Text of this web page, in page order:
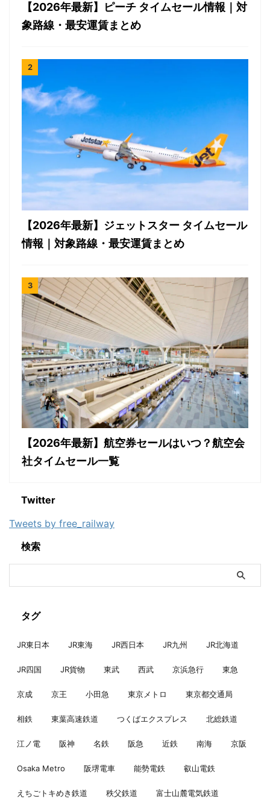
【2026年最新】ピーチ タイムセール情報｜対
象路線・最安運賃まとめ
【2026年最新】ジェットスター タイムセール
情報｜対象路線・最安運賃まとめ
【2026年最新】航空券セールはいつ？航空会
社タイムセール一覧
Twitter
Tweets by free_railway
検索
タグ
JR東日本 JR東海 JR西日本 JR九州 JR北海道
JR四国 JR貨物 東武 西武 京浜急行 東急
京成 京王 小田急 東京メトロ 東京都交通局
相鉄 東葉高速鉄道 つくばエクスプレス 北総鉄道
江ノ電 阪神 名鉄 阪急 近鉄 南海 京阪
Osaka Metro 阪堺電車 能勢電鉄 叡山電鉄
えちごトキめき鉄道 秩父鉄道 富士山麓電気鉄道